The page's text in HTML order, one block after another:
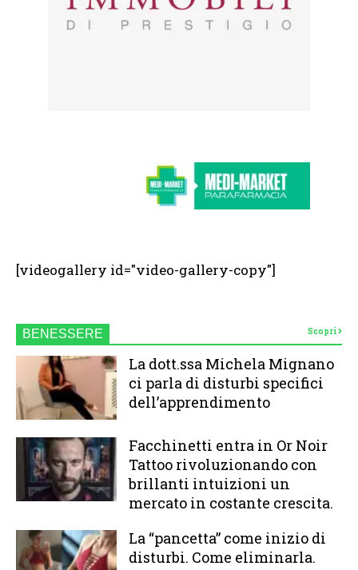
[videogallery id="video-gallery-copy"]
BENESSERE Scopri
La dott.ssa Michela Mignano
ci parla di disturbi specifici
dell’apprendimento
Facchinetti entra in Or Noir
Tattoo rivoluzionando con
brillanti intuizioni un
mercato in costante crescita.
La “pancetta” come inizio di
disturbi. Come eliminarla.